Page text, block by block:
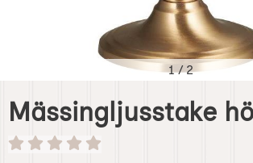
1/2
Mässingljusstake